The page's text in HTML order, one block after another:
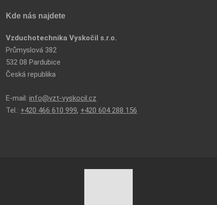
Kde nás najdete
Vzduchotechnika Vyskočil s.r.o.
Průmyslová 382
532 08 Pardubice
Česká republika
E-mail: info@vzt-vyskocil.cz
Tel.: +420 466 610 999, +420 604 288 156